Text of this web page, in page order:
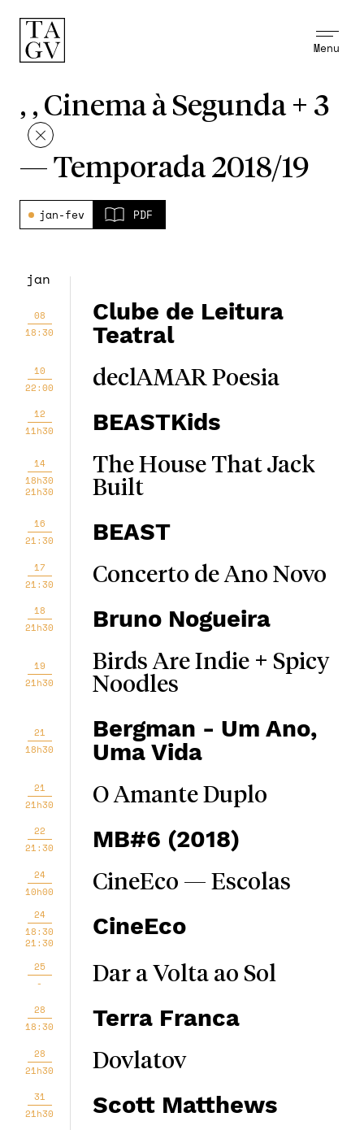
Menu
, , Cinema à Segunda + 3
— Temporada 2018/19
jan-fev PDF
jan
08
18:30
Clube de Leitura
Teatral
10
22:00
declAMAR Poesia
12
11h30
BEASTKids
14
18h30
21h30
The House That Jack
Built
16
21:30
BEAST
17
21:30
Concerto de Ano Novo
18
21h30
Bruno Nogueira
19
21h30
Birds Are Indie + Spicy
Noodles
21
18h30
Bergman - Um Ano,
Uma Vida
21
21h30
O Amante Duplo
22
21:30
MB#6 (2018)
24
10h00
CineEco — Escolas
24
18:30
21:30
CineEco
25
-
Dar a Volta ao Sol
28
18:30
Terra Franca
28
21h30
Dovlatov
31
21h30
Scott Matthews